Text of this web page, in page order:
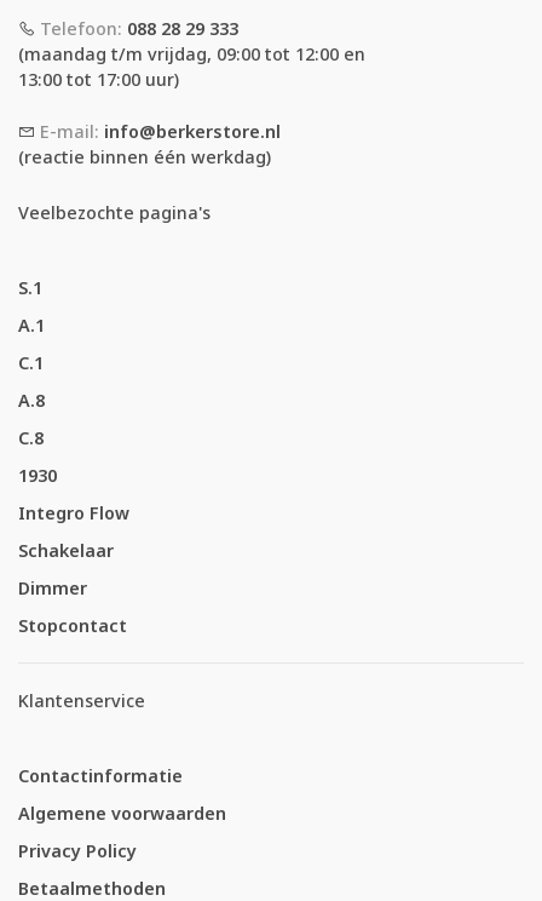
Telefoon: 088 28 29 333
(maandag t/m vrijdag, 09:00 tot 12:00 en
13:00 tot 17:00 uur)
E-mail: info@berkerstore.nl
(reactie binnen één werkdag)
Veelbezochte pagina's
S.1
A.1
C.1
A.8
C.8
1930
Integro Flow
Schakelaar
Dimmer
Stopcontact
Klantenservice
Contactinformatie
Algemene voorwaarden
Privacy Policy
Betaalmethoden